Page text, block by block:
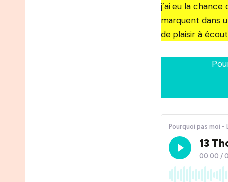
j’ai eu la
marquent dans
de plaisir à